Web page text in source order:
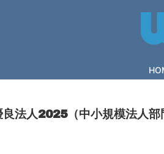
良法人2025（中小規模法人部